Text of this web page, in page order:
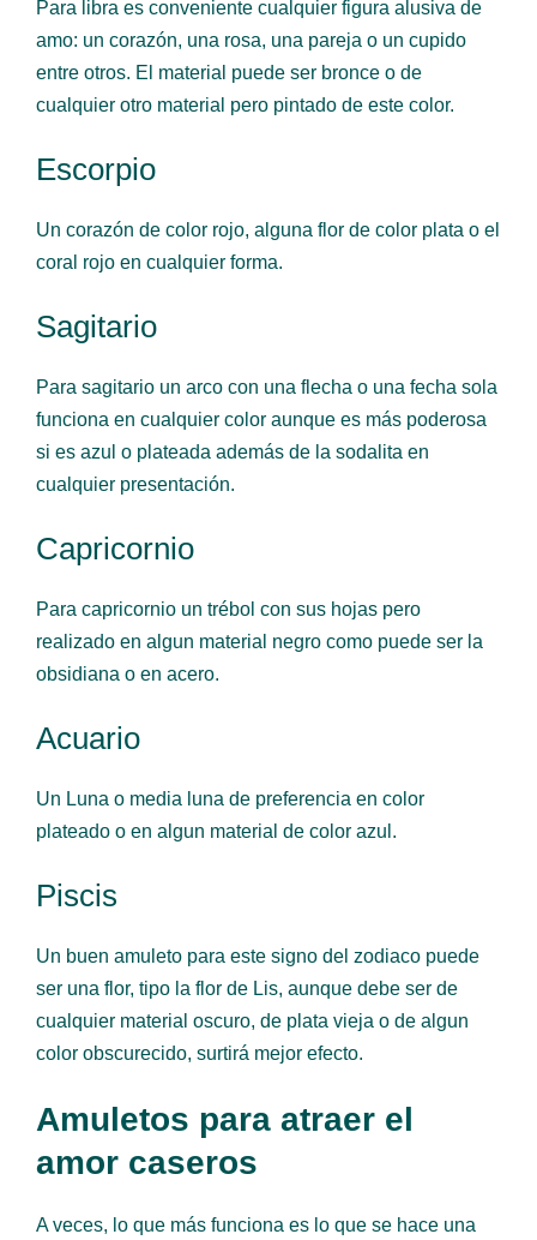
Para libra es conveniente cualquier figura alusiva de
amo: un corazón, una rosa, una pareja o un cupido
entre otros. El material puede ser bronce o de
cualquier otro material pero pintado de este color.
Escorpio
Un corazón de color rojo, alguna flor de color plata o el
coral rojo en cualquier forma.
Sagitario
Para sagitario un arco con una flecha o una fecha sola
funciona en cualquier color aunque es más poderosa
si es azul o plateada además de la sodalita en
cualquier presentación.
Capricornio
Para capricornio un trébol con sus hojas pero
realizado en algun material negro como puede ser la
obsidiana o en acero.
Acuario
Un Luna o media luna de preferencia en color
plateado o en algun material de color azul.
Piscis
Un buen amuleto para este signo del zodiaco puede
ser una flor, tipo la flor de Lis, aunque debe ser de
cualquier material oscuro, de plata vieja o de algun
color obscurecido, surtirá mejor efecto.
Amuletos para atraer el
amor caseros
A veces, lo que más funciona es lo que se hace una